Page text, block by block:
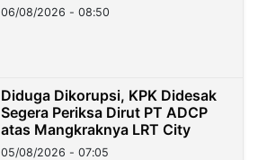
06/08/2026 - 08:50
Diduga Dikorupsi, KPK Didesak
Segera Periksa Dirut PT ADCP
atas Mangkraknya LRT City
05/08/2026 - 07:05